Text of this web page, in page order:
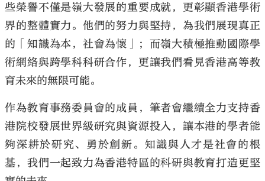
些榮譽不僅是嶺大發展的重要成就，更彰顯香港學術
界的整體實力。他們的努力與堅持，為我們展現真正
的「知識為本，社會為懷」；而嶺大積極推動國際學
術網絡與跨學科科研合作，更讓我們看見香港高等教
育未來的無限可能。
作為教育事務委員會的成員，筆者會繼續全力支持香
港院校發展世界級研究與資源投入，讓本港的學者能
夠深耕於研究、勇於創新。知識與人才是社會的根
基，我們一起致力為香港特區的科研與教育打造更堅